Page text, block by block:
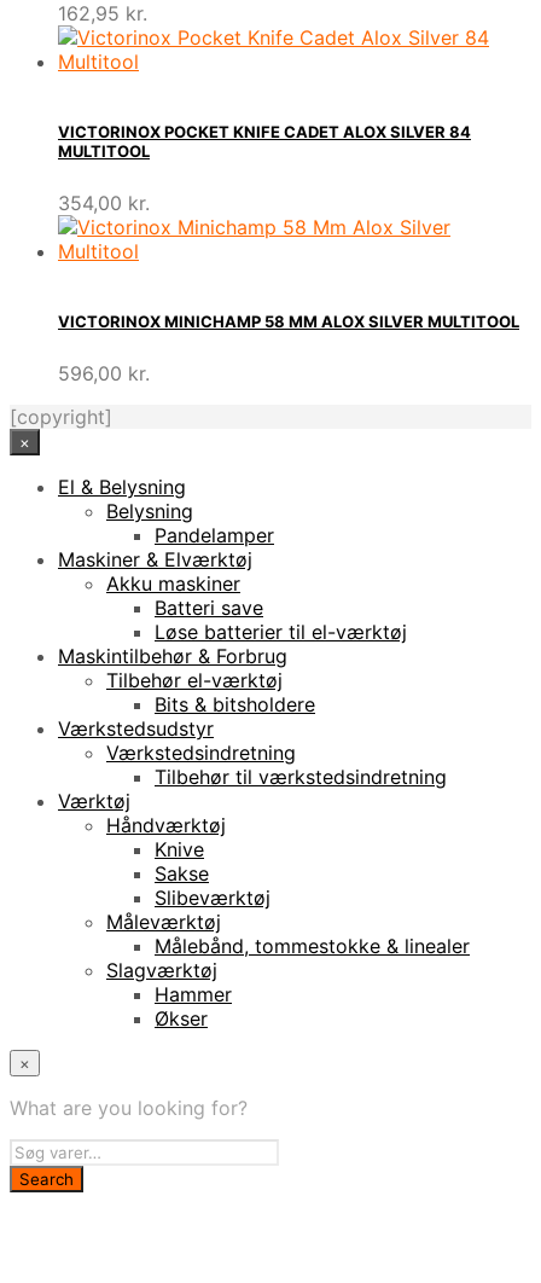
162,95 kr.
VICTORINOX POCKET KNIFE CADET ALOX SILVER 84
MULTITOOL
354,00 kr.
VICTORINOX MINICHAMP 58 MM ALOX SILVER MULTITOOL
596,00 kr.
[copyright]
×
El & Belysning
Belysning
Pandelamper
Maskiner & Elværktøj
Akku maskiner
Batteri save
Løse batterier til el-værktøj
Maskintilbehør & Forbrug
Tilbehør el-værktøj
Bits & bitsholdere
Værkstedsudstyr
Værkstedsindretning
Tilbehør til værkstedsindretning
Værktøj
Håndværktøj
Knive
Sakse
Slibeværktøj
Måleværktøj
Målebånd, tommestokke & linealer
Slagværktøj
Hammer
Økser
×
What are you looking for?